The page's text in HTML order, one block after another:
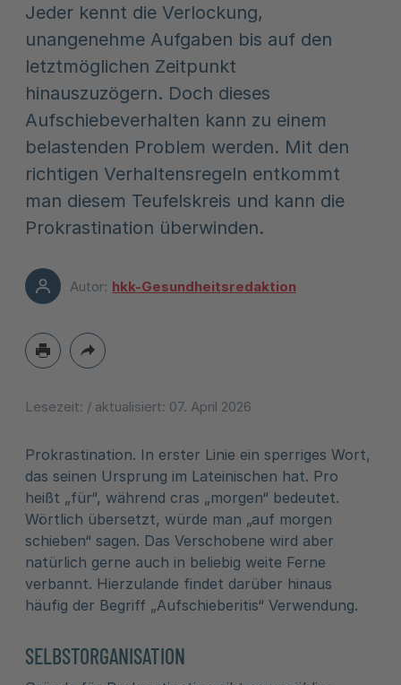
Jeder kennt die Verlockung,
unangenehme Aufgaben bis auf den
letztmöglichen Zeitpunkt
hinauszuzögern. Doch dieses
Aufschiebeverhalten kann zu einem
belastenden Problem werden. Mit den
richtigen Verhaltensregeln entkommt
man diesem Teufelskreis und kann die
Prokrastination überwinden.
Autor: hkk-Gesundheitsredaktion
Lesezeit: / aktualisiert: 07. April 2026
Prokrastination. In erster Linie ein sperriges Wort,
das seinen Ursprung im Lateinischen hat. Pro
heißt „für“, während cras „morgen“ bedeutet.
Wörtlich übersetzt, würde man „auf morgen
schieben“ sagen. Das Verschobene wird aber
natürlich gerne auch in beliebig weite Ferne
verbannt. Hierzulande findet darüber hinaus
häufig der Begriff „Aufschieberitis“ Verwendung.
SELBSTORGANISATION